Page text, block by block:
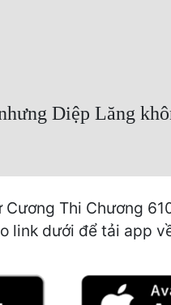
Diệp Lăng
Thi Chương
link dưới để tải app